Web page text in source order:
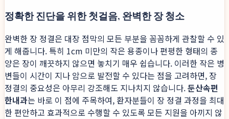
정확한 진단을 위한 첫걸음, 완벽한 장 청소
완벽한 장 정결은 대장 점막의 모든 부분을 꼼꼼하게 관찰할 수 있
게 해줍니다. 특히 1cm 미만의 작은 용종이나 편평한 형태의 종
양은 장이 깨끗하지 않으면 놓치기 매우 쉽습니다. 이러한 작은 병
변들이 시간이 지나 암으로 발전할 수 있다는 점을 고려하면, 장
정결의 중요성은 아무리 강조해도 지나치지 않습니다.둔산속편
한내과는 바로 이 점에 주목하여, 환자분들이 장 정결 과정을 최대
한 편안하고 효과적으로 수행할 수 있도록 모든 지원을 아끼지 않